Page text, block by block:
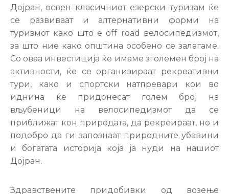
Дојран, освен класичниот езерски туризам ќе
се развиваат и алтернативни форми на
туризмот како што е off road велосипедизмот,
за што ние како општина особено се залагаме.
Со оваа инвестиција ќе имаме зголемен број на
активности, ќе се организираат рекреативни
тури, како и спортски натпревари кои во
иднина ќе придонесат голем број на
вљубеници на велосипедизмот да се
приближат кон природата, да рекреираат, но и
подобро да ги запознаат природните убавини
и богатата историја која ја нуди на нашиот
Дојран.
Здравствените придобивки од возење